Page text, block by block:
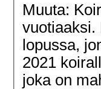
Muuta:
vuotiaaksi.
lopussa,
2021 koiralla
joka on